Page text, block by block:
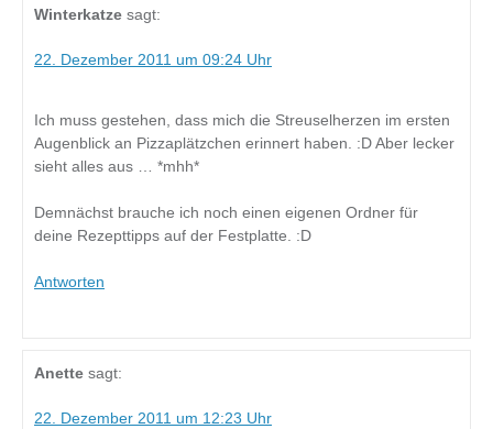
Winterkatze sagt:
22. Dezember 2011 um 09:24 Uhr
Ich muss gestehen, dass mich die Streuselherzen im ersten
Augenblick an Pizzaplätzchen erinnert haben. :D Aber lecker
sieht alles aus … *mhh*
Demnächst brauche ich noch einen eigenen Ordner für
deine Rezepttipps auf der Festplatte. :D
Antworten
Anette sagt:
22. Dezember 2011 um 12:23 Uhr